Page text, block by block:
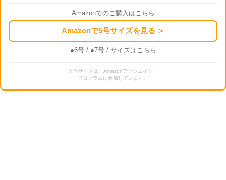
Amazonでのご購入はこちら
Amazonで5号サイズを見る ＞
●6号/ ●7号/ サイズはこちら
※当サイトは、Amazonアソシエイト・
プログラムに参加しています。